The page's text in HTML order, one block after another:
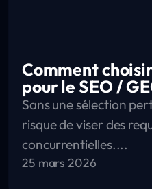
Comment
pour le SEO /
Sans une sélection
risque de viser des
concurrentielles....
25 mars 2026